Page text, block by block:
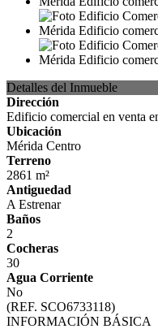
Detalles del Inmueble
Dirección
Edificio comercial en venta
Ubicación
Mérida Centro
Terreno
2861 m²
Antiguedad
A Estrenar
Baños
2
Cocheras
30
Agua Corriente
No
(REF. SCO6733118)
INFORMACIÓN BÁSICA